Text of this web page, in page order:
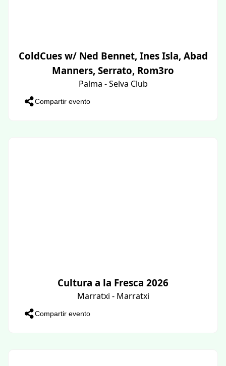
ColdCues w/ Ned Bennet, Ines Isla, Abad
Manners, Serrato, Rom3ro
Palma - Selva Club
Compartir evento
Cultura a la Fresca 2026
Marratxi - Marratxi
Compartir evento